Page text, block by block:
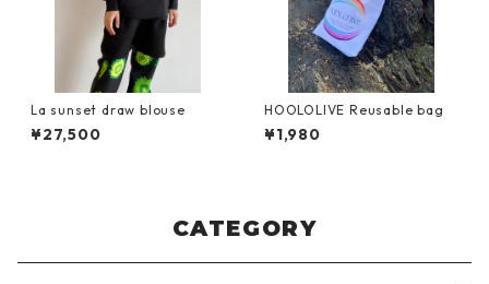
La sunset draw blouse
¥27,500
HOOLOLIVE Reusable bag
¥1,980
CATEGORY